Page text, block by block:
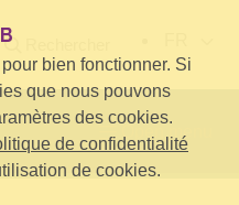
Open menu
bien fonctionner. Si
que nous pouvons
des cookies.
de confidentialité
de cookies.